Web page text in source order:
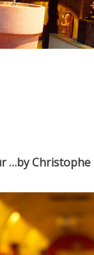
…by Christophe